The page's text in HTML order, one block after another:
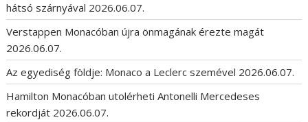
hátsó szárnyával 2026.06.07.
Verstappen Monacóban újra önmagának érezte magát
2026.06.07.
Az egyediség földje: Monaco a Leclerc szemével 2026.06.07.
Hamilton Monacóban utolérheti Antonelli Mercedeses
rekordját 2026.06.07.